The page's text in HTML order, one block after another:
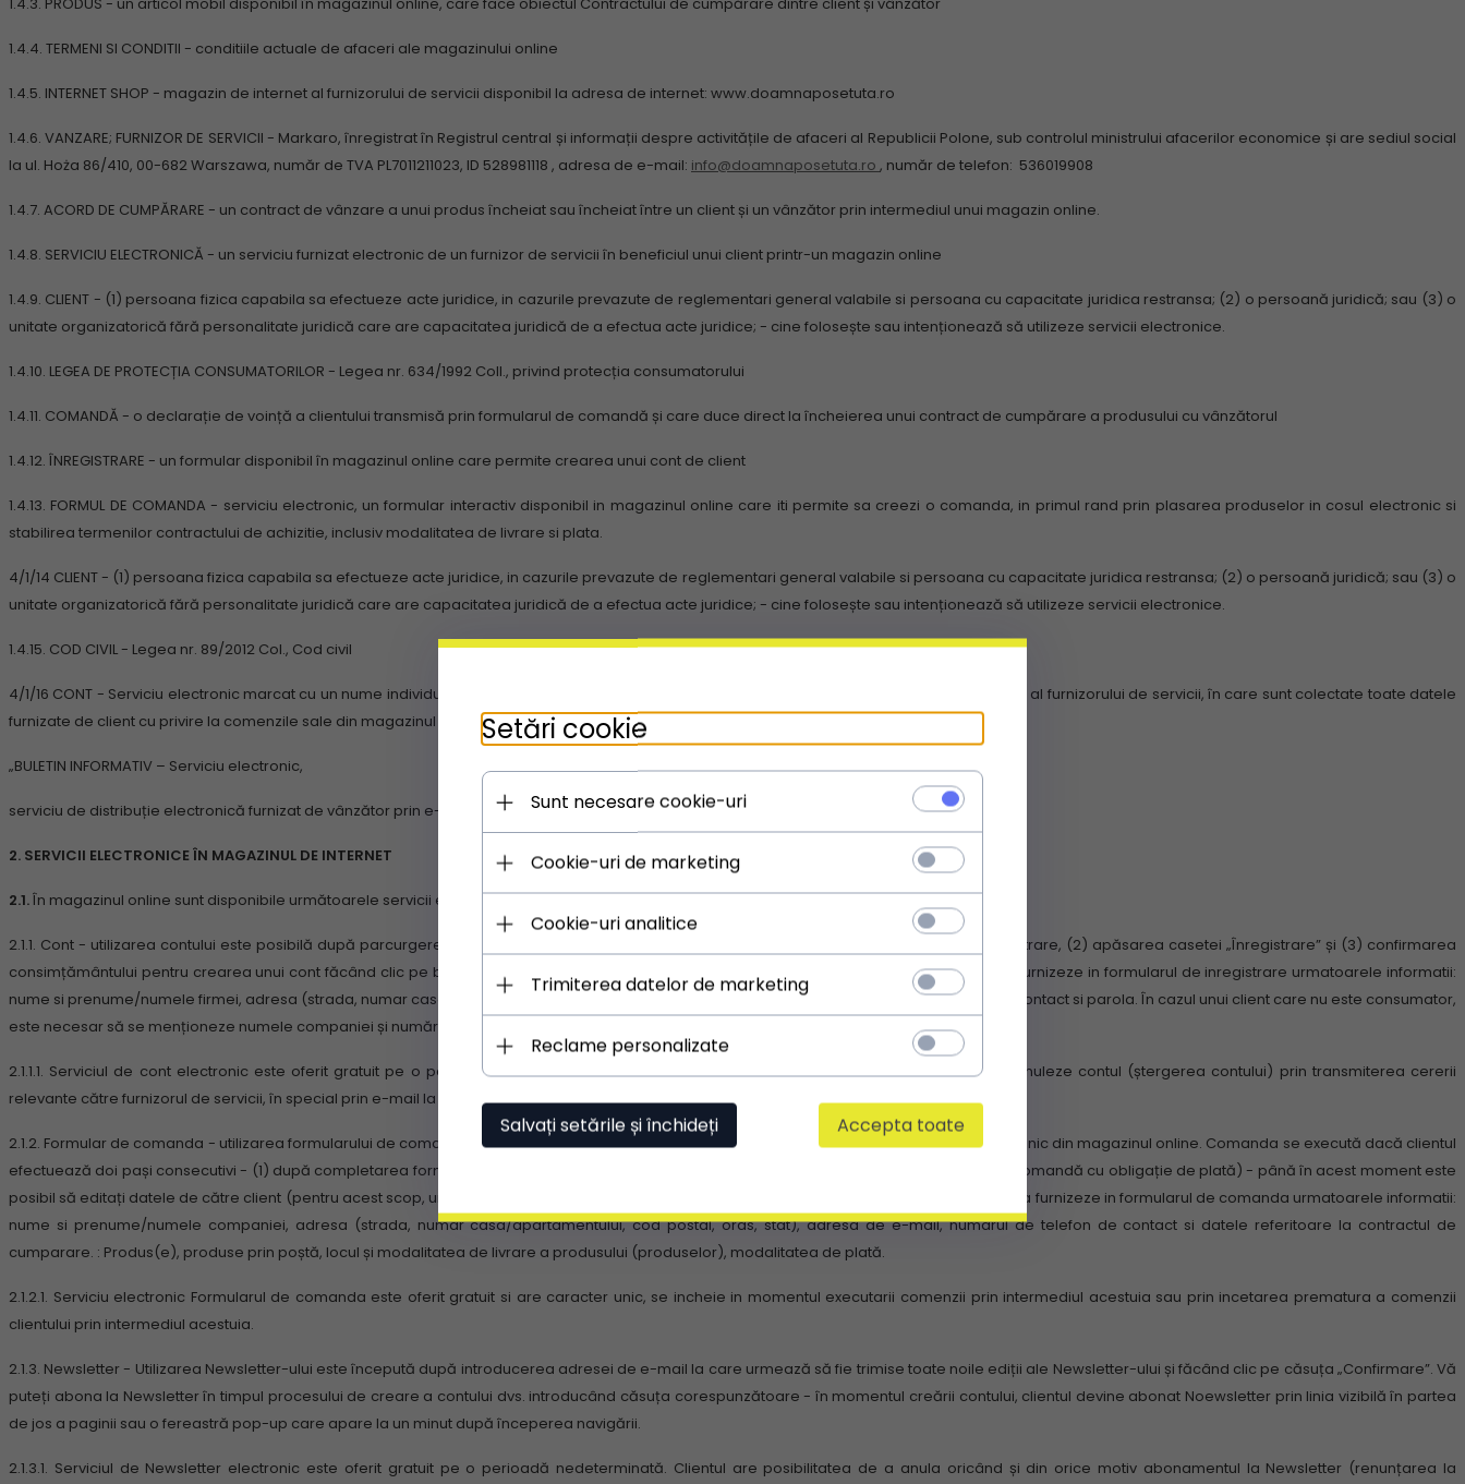
1.4.3. PRODUS - un articol mobil disponibil în magazinul online, care face obiectul Contractului de cumpărare dintre client și vânzător
1.4.4. TERMENI SI CONDITII - conditiile actuale de afaceri ale magazinului online
1.4.5. INTERNET SHOP - magazin de internet al furnizorului de servicii disponibil la adresa de internet: www.doamnaposetuta.ro
1.4.6.VANZARE; FURNIZOR DE SERVICII - Markaro, înregistrat în Registrul central și informații despre activitățile de afaceri al Republicii Polone, sub controlul ministrului afacerilor economice și are sediul social
la ul. Hoża 86/410, 00-682 Warszawa, număr de TVA PL7011211023, ID 528981118 , adresa de e-mail: info@doamnaposetuta.ro , număr de telefon: 536019908
1.4.7. ACORD DE CUMPĂRARE - un contract de vânzare a unui produs încheiat sau încheiat între un client și un vânzător prin intermediul unui magazin online.
1.4.8. SERVICIU ELECTRONICĂ - un serviciu furnizat electronic de un furnizor de servicii în beneficiul unui client printr-un magazin online
1.4.9. CLIENT - (1) persoana fizica capabila sa efectueze acte juridice, in cazurile prevazute de reglementari general valabile si persoana cu capacitate juridica restransa; (2) o persoană juridică; sau (3) o
unitate organizatorică fără personalitate juridică care are capacitatea juridică de a efectua acte juridice; - cine folosește sau intenționează să utilizeze servicii electronice.
1.4.10. LEGEA DE PROTECȚIA CONSUMATORILOR - Legea nr. 634/1992 Coll., privind protecția consumatorului
1.4.11. COMANDĂ - o declarație de voință a clientului transmisă prin formularul de comandă și care duce direct la încheierea unui contract de cumpărare a produsului cu vânzătorul
1.4.12. ÎNREGISTRARE - un formular disponibil în magazinul online care permite crearea unui cont de client
1.4.13. FORMUL DE COMANDA - serviciu electronic, un formular interactiv disponibil in magazinul online care iti permite sa creezi o comanda, in primul rand prin plasarea produselor in cosul electronic si
stabilirea termenilor contractului de achizitie, inclusiv modalitatea de livrare si plata.
4/1/14 CLIENT - (1) persoana fizica capabila sa efectueze acte juridice, in cazurile prevazute de reglementari general valabile si persoana cu capacitate juridica restransa; (2) o persoană juridică; sau (3) o
unitate organizatorică fără personalitate juridică care are capacitatea juridică de a efectua acte juridice; - cine folosește sau intenționează să utilizeze servicii electronice.
1.4.15. COD CIVIL - Legea nr. 89/2012 Col., Cod civil
4/1/16 CONT - Serviciu electronic marcat cu un nume individual (login) și o parolă creat de client, un set de resurse din sistemul de comunicare al furnizorului de servicii, în care sunt colectate toate datele
furnizate de client cu privire la comenzile sale din magazinul online
„BULETIN INFORMATIV – Serviciu electronic,
serviciu de distribuție electronică furnizat de vânzător prin e-mail, care permite tuturor clienților care s-au înscris să îl primească”
2. SERVICII ELECTRONICE ÎN MAGAZINUL DE INTERNET
2.1.În magazinul online sunt disponibile următoarele servicii electronice: cont, formular de comandă și newsletter
2.1.1. Cont - utilizarea contului este posibilă după parcurgerea a trei pași consecutivi de către client - (1) completarea formularului de înregistrare, (2) apăsarea casetei „Înregistrare” și (3) confirmarea
consimțământului pentru crearea unui cont făcând clic pe butonul link de confirmare trimis automat la adresa de e-mail.
Clientul trebuie sa furnizeze in formularul de inregistrare urmatoarele informatii:
nume si prenume/numele firmei, adresa (strada, numar casa/apartamentului, cod postal, oras, stat), adresa de e-mail, numar de telefon de contact si parola. În cazul unui client care nu este consumator,
este necesar să se menționeze numele companiei și numărul de TVA al acesteia.
2.1.1.1. Serviciul de cont electronic este oferit gratuit pe o perioadă nedeterminată.Clientul are posibilitatea oricând și din orice motiv să anuleze contul (ștergerea contului) prin transmiterea cererii
relevante către furnizorul de servicii, în special prin e-mail la adresa: sau și în scris la adresa: ul. Hoża 86/410, 00-682 Warszawa.
2.1.2. Formular de comanda - utilizarea formularului de comanda este bugetata in momentul in care clientul pune primul produs in cosul electronic din magazinul online. Comanda se execută dacă clientul
efectuează doi pași consecutivi - (1) după completarea formularului de comandă și (2) apoi făcând clic pe caseta „Confirmare” de pe site (comandă cu obligație de plată) - până în acest moment este
posibil să editați datele de către client (pentru acest scop, urmați instrucțiunile și informațiile furnizate pe site-ul e-shop-ului).
Clientul trebuie sa furnizeze in formularul de comanda urmatoarele informatii:
nume si prenume/numele companiei, adresa (strada, numar casa/apartamentului, cod postal, oras, stat), adresa de e-mail, numarul de telefon de contact si datele referitoare la contractul de
cumparare. : Produs(e), produse prin poștă, locul și modalitatea de livrare a produsului (produselor), modalitatea de plată.
2.1.2.1. Serviciu electronic Formularul de comanda este oferit gratuit si are caracter unic, se incheie in momentul executarii comenzii prin intermediul acestuia sau prin incetarea prematura a comenzii
clientului prin intermediul acestuia.
2.1.3. Newsletter - Utilizarea Newsletter-ului este începută după introducerea adresei de e-mail la care urmează să fie trimise toate noile ediții ale Newsletter-ului și făcând clic pe căsuța „Confirmare”.Vă
puteți abona la Newsletter în timpul procesului de creare a contului dvs. introducând căsuța corespunzătoare - în momentul creării contului, clientul devine abonat Noewsletter prin linia vizibilă în partea
de jos a paginii sau o fereastră pop-up care apare la un minut după începerea navigării.
2.1.3.1. Serviciul de Newsletter electronic este oferit gratuit pe o perioadă nedeterminată. Clientul are posibilitatea de a anula oricând și din orice motiv abonamentul la Newsletter (renunțarea la
Setări cookie
Sunt necesare cookie-uri
Cookie-uri de marketing
Cookie-uri analitice
Trimiterea datelor de marketing
Reclame personalizate
Salvați setările și închideți Accepta toate